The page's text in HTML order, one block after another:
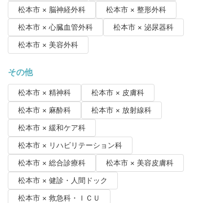
松本市 × 脳神経外科
松本市 × 整形外科
松本市 × 心臓血管外科
松本市 × 泌尿器科
松本市 × 美容外科
その他
松本市 × 精神科
松本市 × 皮膚科
松本市 × 麻酔科
松本市 × 放射線科
松本市 × 緩和ケア科
松本市 × リハビリテーション科
松本市 × 総合診療科
松本市 × 美容皮膚科
松本市 × 健診・人間ドック
松本市 × 救急科・ＩＣＵ